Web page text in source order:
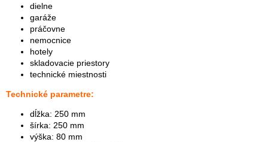
dielne
garáže
práčovne
nemocnice
hotely
skladovacie priestory
technické miestnosti
Technické parametre:
dĺžka: 250 mm
šírka: 250 mm
výška: 80 mm